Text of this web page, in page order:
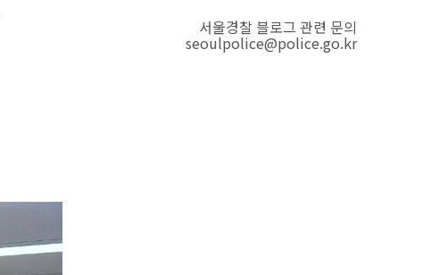
서울경찰 블로그 관련 문의
seoulpolice@police.go.kr